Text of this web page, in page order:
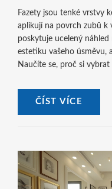
Fazety jsou tenké vrstvy
aplikují na povrch zubů k
poskytuje ucelený
estetiku vašeho úsměvu,
Naučíte se, proč si vybrat
zůstal krásný dlouhodobě.
ČÍST VÍCE